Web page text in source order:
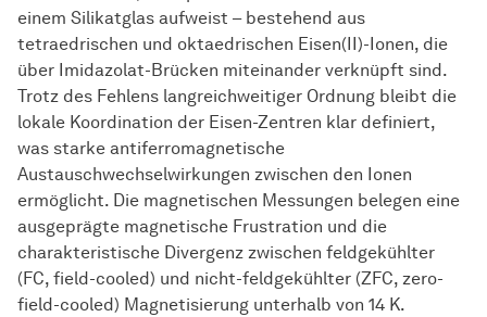
einem Silikatglas aufweist – bestehend aus
tetraedrischen und oktaedrischen Eisen(II)-Ionen, die
über Imidazolat-Brücken miteinander verknüpft sind.
Trotz des Fehlens langreichweitiger Ordnung bleibt die
lokale Koordination der Eisen-Zentren klar definiert,
was starke antiferromagnetische
Austauschwechselwirkungen zwischen den Ionen
ermöglicht. Die magnetischen Messungen belegen eine
ausgeprägte magnetische Frustration und die
charakteristische Divergenz zwischen feldgekühlter
(FC, field-cooled) und nicht-feldgekühlter (ZFC, zero-
field-cooled) Magnetisierung unterhalb von 14 K.